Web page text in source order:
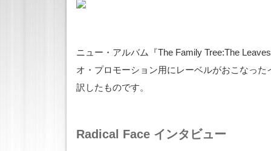
ニュー・アルバム『The Family Tree:The
オ・プロモーション用にレーベルがおこなっ
訳したものです。
Radical Face インタビュー